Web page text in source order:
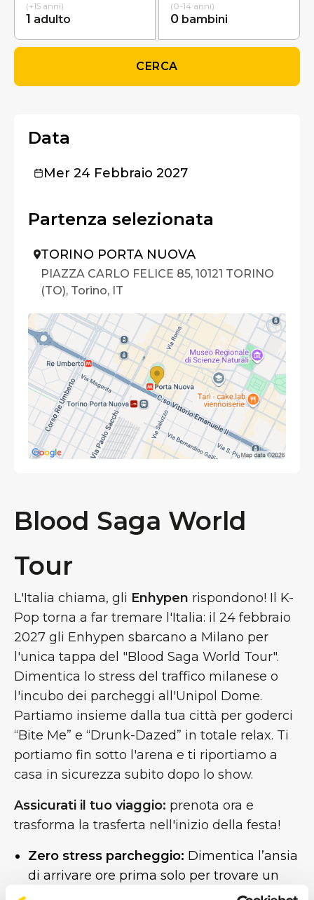
(+15 anni)
1 adulto
(0-14 anni)
0 bambini
CERCA
Blood Saga World
Tour
L'Italia chiama, gli Enhypen rispondono! Il K-
Pop torna a far tremare l'Italia: il 24 febbraio
2027 gli Enhypen sbarcano a Milano per
l'unica tappa del "Blood Saga World Tour".
Dimentica lo stress del traffico milanese o
l'incubo dei parcheggi all'Unipol Dome.
Partiamo insieme dalla tua città per goderci
“Bite Me” e “Drunk-Dazed” in totale relax. Ti
portiamo fin sotto l'arena e ti riportiamo a
casa in sicurezza subito dopo lo show.
Assicurati il tuo viaggio: prenota ora e
trasforma la trasferta nell'inizio della festa!
Zero stress parcheggio: Dimentica l’ansia
di arrivare ore prima solo per trovare un
posto a chilometri dall’ingresso o, peggio,
Data
Mer 24 Febbraio 2027
Partenza selezionata
TORINO PORTA NUOVA
PIAZZA CARLO FELICE 85, 10121 TORINO
(TO), Torino, IT